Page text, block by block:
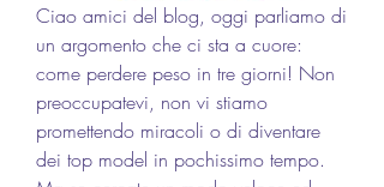
Ciao amici del blog, oggi parliamo di
un argomento che ci sta a cuore:
come perdere peso in tre giorni! Non
preoccupatevi, non vi stiamo
promettendo miracoli o di diventare
dei top model in pochissimo tempo.